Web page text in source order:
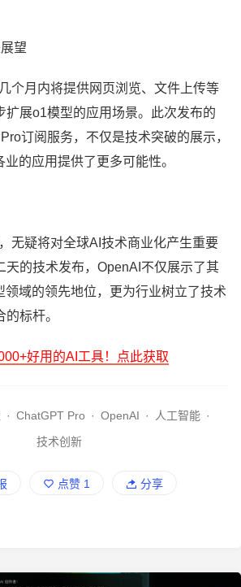
望
个月内将提供网页浏览、文件上传等
扩展o1模型的应用场景。此次发布的
订阅服务，不仅是技术突破的展示，
的应用提供了更多可能性。
无疑将对全球AI技术商业化产生重要
天的技术发布，OpenAI不仅展示了其
领域的领先地位，更为行业树立了技术
标杆。
好用的AI工具！点此获取
· ChatGPT Pro · OpenAI · 人工智能 ·
技术创新
点赞 1 分享